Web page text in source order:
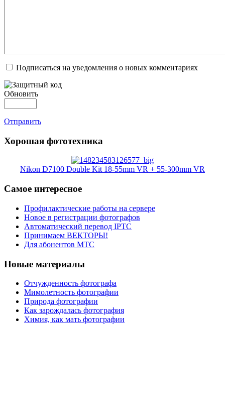
Подписаться на уведомления о новых комментариях
Обновить
Отправить
Хорошая фототехника
Nikon D7100 Double Kit 18-55mm VR + 55-300mm VR
Самое интересное
Профилактические работы на сервере
Новое в регистрации фотографов
Автоматический перевод IPTC
Принимаем ВЕКТОРЫ!
Для абонентов МТС
Новые материалы
Отчужденность фотографа
Мимолетность фотографии
Природа фотографии
Как зарождалась фотография
Химия, как мать фотографии